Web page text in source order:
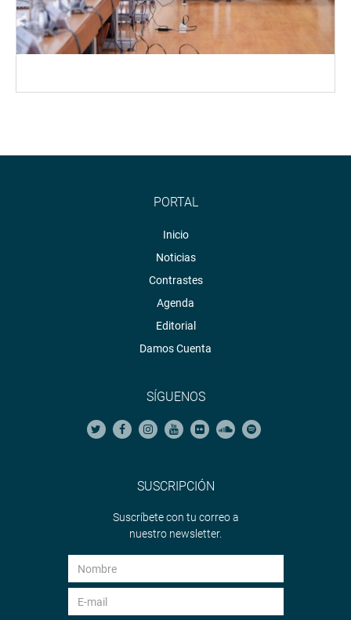
PORTAL
Inicio
Noticias
Contrastes
Agenda
Editorial
Damos Cuenta
SÍGUENOS
SUSCRIPCIÓN
Suscríbete con tu correo a
nuestro newsletter.